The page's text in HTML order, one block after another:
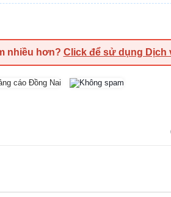
nhiều hơn? Click để sử dụng Dịch